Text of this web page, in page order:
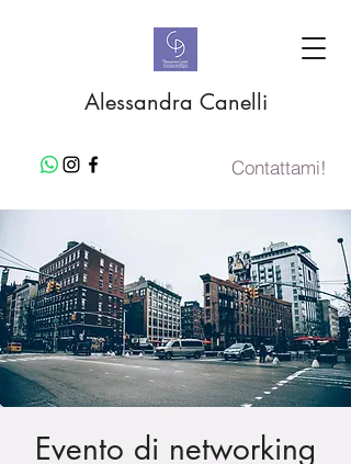
Alessandra Canelli
Contattami!
Evento di networking